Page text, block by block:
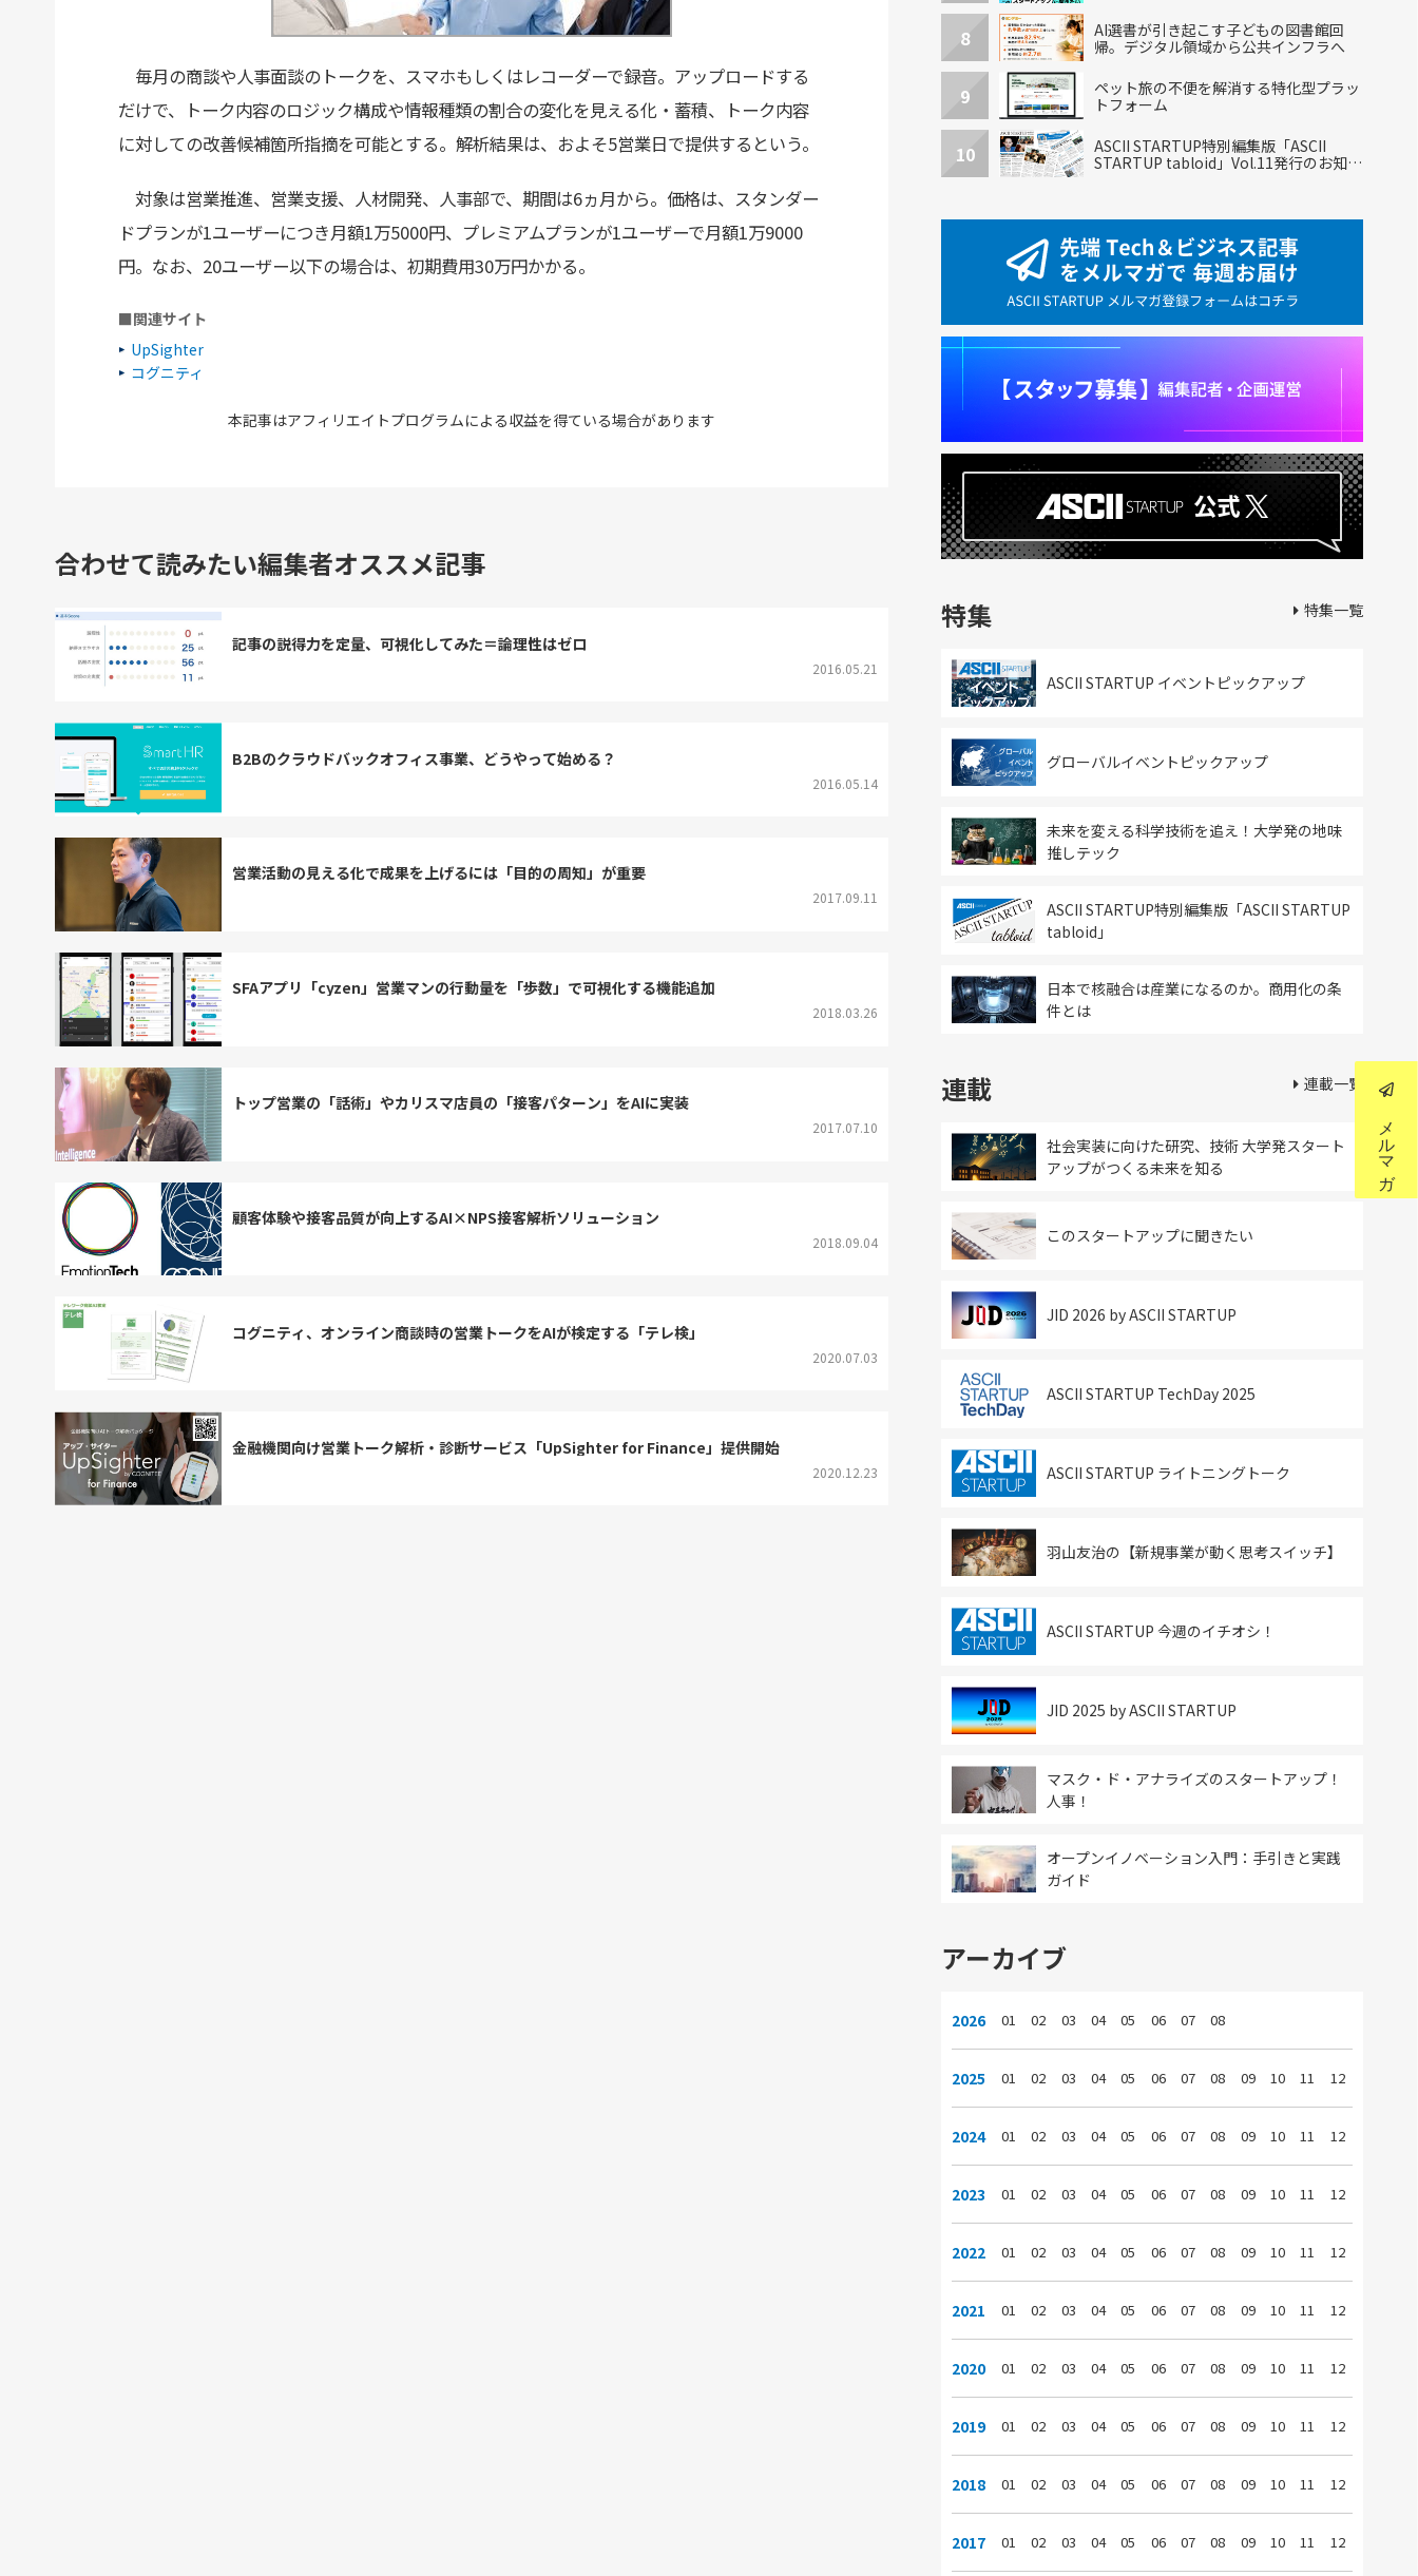
毎月の商談や人事面談のトークを、スマホもしくはレコーダーで録音。アップロードする
だけで、トーク内容のロジック構成や情報種類の割合の変化を見える化・蓄積、トーク内容
に対しての改善候補箇所指摘を可能とする。解析結果は、およそ5営業日で提供するという。
対象は営業推進、営業支援、人材開発、人事部で、期間は6ヵ月から。価格は、スタンダー
ドプランが1ユーザーにつき月額1万5000円、プレミアムプランが1ユーザーで月額1万9000
円。なお、20ユーザー以下の場合は、初期費用30万円かかる。
■関連サイト
UpSighter
コグニティ
本記事はアフィリエイトプログラムによる収益を得ている場合があります
合わせて読みたい編集者オススメ記事
記事の説得力を定量、可視化してみた＝論理性はゼロ
2016.05.21
B2Bのクラウドバックオフィス事業、どうやって始める？
2016.05.14
営業活動の見える化で成果を上げるには「目的の周知」が重要
2017.09.11
SFAアプリ「cyzen」営業マンの行動量を「歩数」で可視化する機能追加
2018.03.26
トップ営業の「話術」やカリスマ店員の「接客パターン」をAIに実装
2017.07.10
顧客体験や接客品質が向上するAI×NPS接客解析ソリューション
2018.09.04
コグニティ、オンライン商談時の営業トークをAIが検定する「テレ検」
2020.07.03
金融機関向け営業トーク解析・診断サービス「UpSighter for Finance」提供開始
2020.12.23
8
AI選書が引き起こす子どもの図書館回
帰。デジタル領域から公共インフラへ
9
ペット旅の不便を解消する特化型プラッ
トフォーム
10
ASCII STARTUP特別編集版「ASCII
STARTUP tabloid」Vol.11発行のお知ら
特集
ASCII STARTUP イベントピックアップ
グローバルイベントピックアップ
未来を変える科学技術を追え！大学発の地味
推しテック
ASCII STARTUP特別編集版「ASCII STARTUP
tabloid」
日本で核融合は産業になるのか。商用化の条
件とは
特集一覧
連載
社会実装に向けた研究、技術 大学発スタート
アップがつくる未来を知る
このスタートアップに聞きたい
JID 2026 by ASCII STARTUP
ASCII STARTUP TechDay 2025
ASCII STARTUP ライトニングトーク
羽山友治の【新規事業が動く思考スイッチ】
ASCII STARTUP 今週のイチオシ！
JID 2025 by ASCII STARTUP
マスク・ド・アナライズのスタートアップ！
人事！
オープンイノベーション入門：手引きと実践
ガイド
連載一覧
アーカイブ
2026 01 02 03 04 05 06 07 08
2025 01 02 03 04 05 06 07 08 09 10 11 12
2024 01 02 03 04 05 06 07 08 09 10 11 12
2023 01 02 03 04 05 06 07 08 09 10 11 12
2022 01 02 03 04 05 06 07 08 09 10 11 12
2021 01 02 03 04 05 06 07 08 09 10 11 12
2020 01 02 03 04 05 06 07 08 09 10 11 12
2019 01 02 03 04 05 06 07 08 09 10 11 12
2018 01 02 03 04 05 06 07 08 09 10 11 12
2017 01 02 03 04 05 06 07 08 09 10 11 12